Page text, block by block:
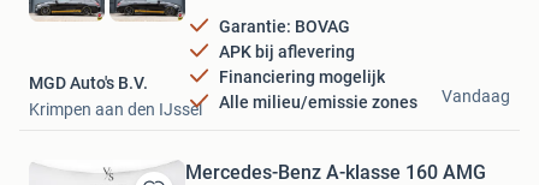
Garantie: BOVAG
APK bij aflevering
Financiering mogelijk
Alle milieu/emissie zones
MGD Auto's B.V.
Krimpen aan den IJssel
Vandaag
Mercedes-Benz A-klasse 160 AMG